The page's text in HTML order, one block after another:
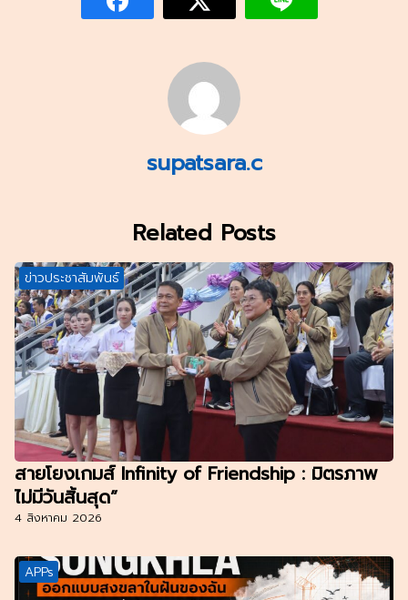
supatsara.c
Related Posts
ข่าวประชาสัมพันธ์
สายโยงเกมส์ Infinity of Friendship : มิตรภาพ
ไม่มีวันสิ้นสุด”
4 สิงหาคม 2026
APPs